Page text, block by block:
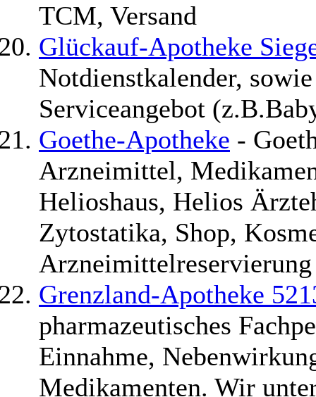
TCM, Versand
Glückauf-Apotheke
Notdienstkalender,
Serviceangebot
Goethe-Apotheke -
Arzneimittel,
Helioshaus, Helios
Zytostatika, Shop,
Arzneimittelreservierung
Grenzland-Apotheke
pharmazeutisches
Einnahme,
Medikamenten. Wir